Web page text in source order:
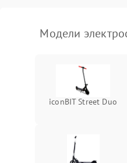
Модели
iconBIT Street Duo